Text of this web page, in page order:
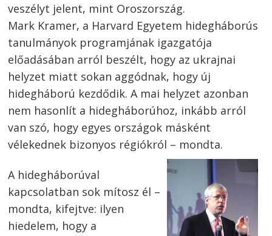
veszélyt jelent, mint Oroszország.
Mark Kramer, a Harvard Egyetem hidegháborús
tanulmányok programjának igazgatója
előadásában arról beszélt, hogy az ukrajnai
helyzet miatt sokan aggódnak, hogy új
hidegháború kezdődik. A mai helyzet azonban
nem hasonlít a hidegháborúhoz, inkább arról
van szó, hogy egyes országok másként
vélekednek bizonyos régiókról – mondta.
A hidegháborúval
kapcsolatban sok mítosz él –
mondta, kifejtve: ilyen
hiedelem, hogy a